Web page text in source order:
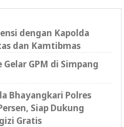
dengan Kapolda
dan Kamtibmas
Gelar GPM di Simpang
Bhayangkari Polres
Siap Dukung
Gratis